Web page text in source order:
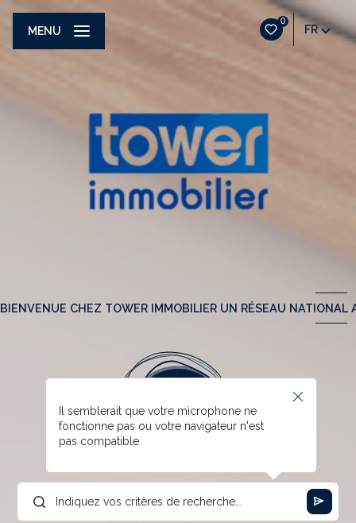
0
FR
MENU
BIENVENUE CHEZ TOWER IMMOBILIER UN RÉSEAU NATIONAL
Il semblerait que votre microphone ne
fonctionne pas ou votre navigateur n'est
pas compatible